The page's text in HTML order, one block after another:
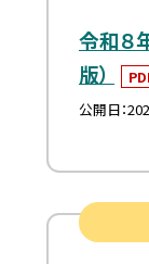
令和８
版）
公開日